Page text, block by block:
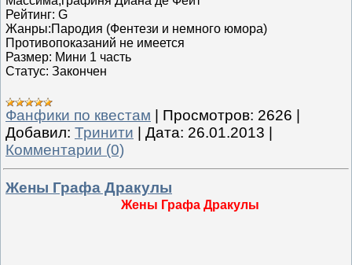
Рейтинг: G
Жанры:Пародия (Фентези и немного юмора)
Противопоказаний не имеется
Размер: Мини 1 часть
Статус: Закончен
Фанфики по квестам | Просмотров: 2626 |
Добавил: Тринити | Дата: 26.01.2013 |
Комментарии (0)
Жены Графа Дракулы
Жены Графа Дракулы